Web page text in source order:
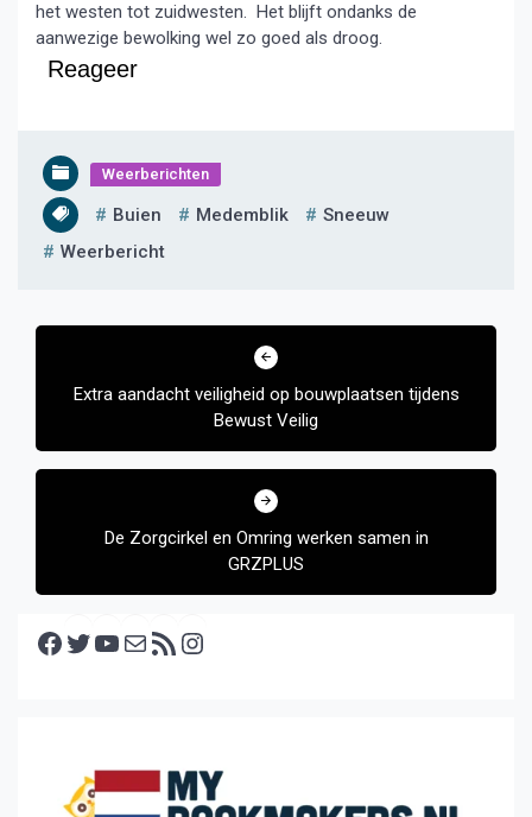
het westen tot zuidwesten. Het blijft ondanks de
aanwezige bewolking wel zo goed als droog.
Reageer
Weerberichten
Buien Medemblik
Sneeuw
Weerbericht
Bericht
Extra aandacht veiligheid op bouwplaatsen tijdens
Bewust Veilig
De Zorgcirkel en Omring werken samen in
GRZPLUS
Facebook Twitter YouTube E-mail RSS feed